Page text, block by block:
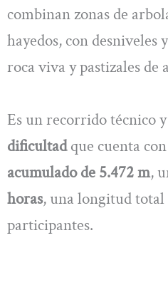
combinan zonas de
hayedos, con desniveles
roca viva y pastizales de
Es un recorrido técnico
dificultadque cuenta
acumulado de 5.472 m,
horas, una longitud total
participantes.